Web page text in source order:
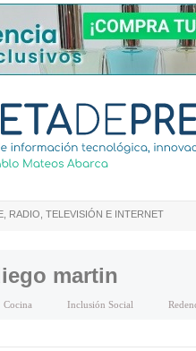
RADIO, TELEVISIÓN E INTERNET
martin
Cocina Inclusión Social